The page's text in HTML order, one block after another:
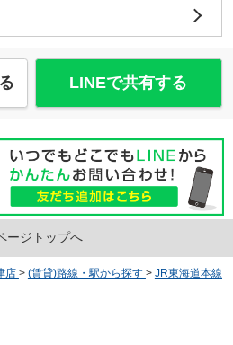
LINEで共有する
ージトップへ
店 > (賃貸)路線・駅から探す > JR東海道本線